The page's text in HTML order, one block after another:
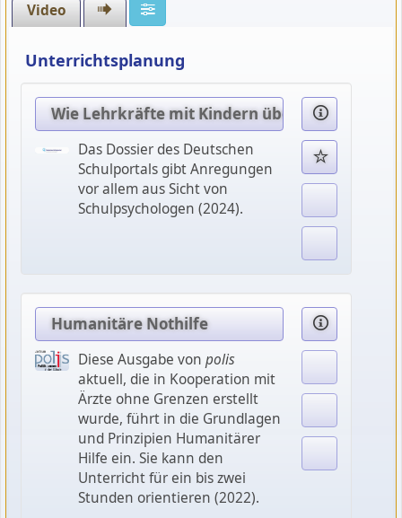
Video
Unterrichtsplanung
Wie Lehrkräfte mit Kindern über den Krieg
Das Dossier des Deutschen
Schulportals gibt Anregungen
vor allem aus Sicht von
Schulpsychologen (2024).
Humanitäre Nothilfe
Diese Ausgabe von polis
aktuell, die in Kooperation mit
Ärzte ohne Grenzen erstellt
wurde, führt in die Grundlagen
und Prinzipien Humanitärer
Hilfe ein. Sie kann den
Unterricht für ein bis zwei
Stunden orientieren (2022).